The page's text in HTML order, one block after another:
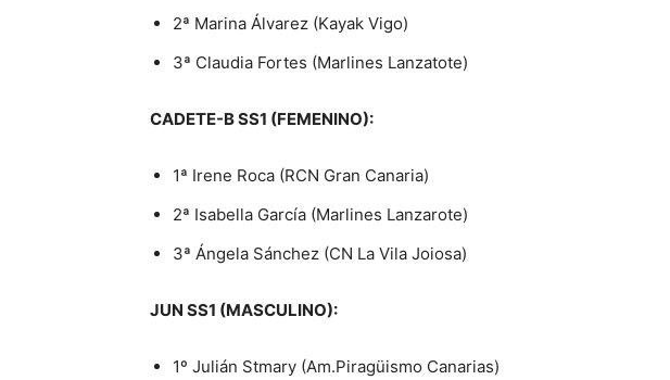
2ª Marina Álvarez (Kayak Vigo)
3ª Claudia Fortes (Marlines Lanzatote)
CADETE-B SS1 (FEMENINO):
1ª Irene Roca (RCN Gran Canaria)
2ª Isabella García (Marlines Lanzarote)
3ª Ángela Sánchez (CN La Vila Joiosa)
JUN SS1 (MASCULINO):
1º Julián Stmary (Am.Piragüismo Canarias)